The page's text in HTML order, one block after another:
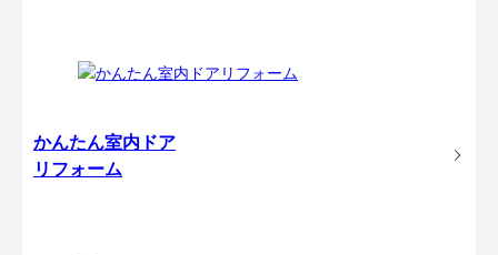
かんたん室内ドア
リフォーム